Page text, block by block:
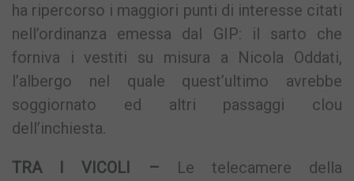
ha ripercorso i maggiori punti di interesse citati
nell’ordinanza emessa dal GIP: il sarto che
forniva i vestiti su misura a Nicola Oddati,
l’albergo nel quale quest’ultimo avrebbe
soggiornato ed altri passaggi clou
dell’inchiesta.
TRA I VICOLI – Le telecamere della